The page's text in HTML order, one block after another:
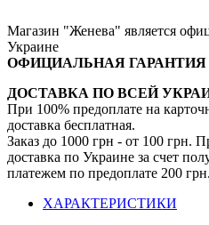
Магазин "Женева" является
Украине
ОФИЦИАЛЬНАЯ ГАРАНТИЯ
ДОСТАВКА ПО ВСЕЙ
При 100% предоплате на
доставка бесплатная.
Заказ до 1000 грн - от 100 грн.
доставка по Украине за счет
платежем по предоплате 200 грн.
ХАРАКТЕРИСТИКИ